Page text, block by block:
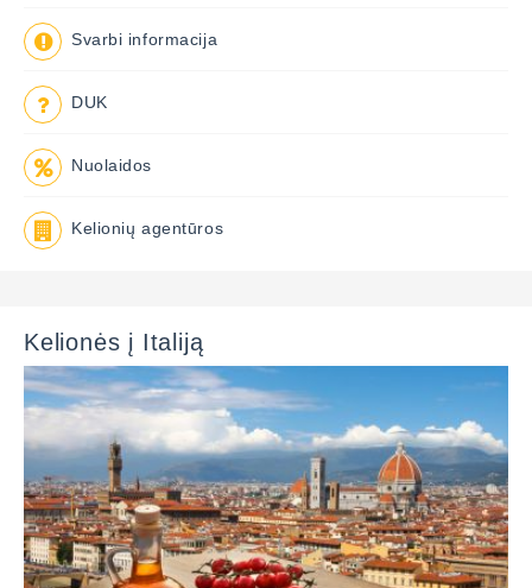
Svarbi informacija
DUK
Nuolaidos
Kelionių agentūros
Kelionės į Italiją